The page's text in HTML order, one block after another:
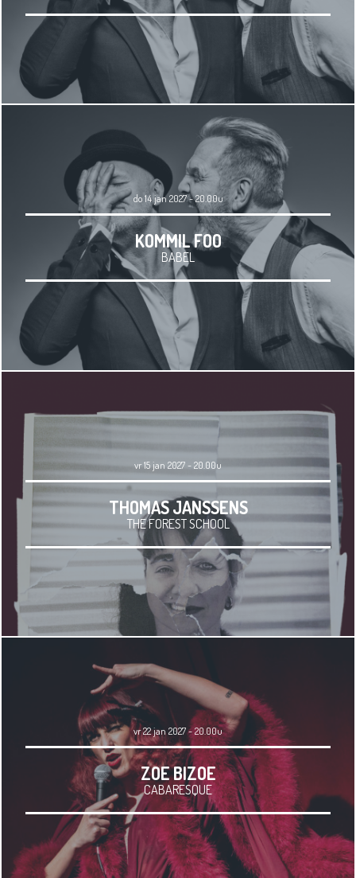
do 14 jan 2027 - 20.00u
KOMMIL FOO
BABEL
vr 15 jan 2027 - 20.00u
THOMAS JANSSENS
THE FOREST SCHOOL
vr 22 jan 2027 - 20.00u
ZOE BIZOE
CABARESQUE